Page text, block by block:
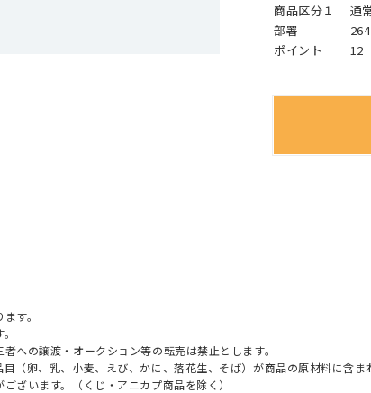
商品区分１
通
部署
264
ポイント
12
す。
への譲渡・オークション等の転売は禁止とします。
（卵、乳、小麦、えび、かに、落花生、そば）が商品の原材料に含
ざいます。（くじ・アニカプ商品を除く）